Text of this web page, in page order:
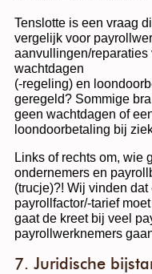
Tenslotte is een vraag
vergelijk voor
aanvullingen/reparaties
wachtdagen
(-regeling) en
geregeld? Sommige
geen wachtdagen of
loondoorbetaling bij
Links of rechts om, wie
ondernemers en
(trucje)?! Wij vinden
payrollfactor/-tarief
gaat de kreet bij veel
payrollwerknemers
7. Juridische